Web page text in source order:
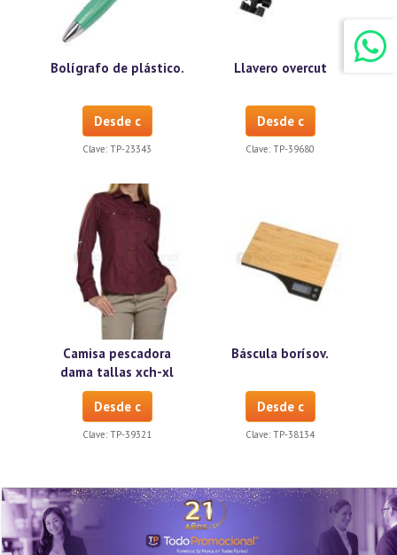
Bolígrafo de plástico.
Desde c
Clave: TP-23343
Llavero overcut
Desde c
Clave: TP-39680
Camisa pescadora
dama tallas xch-xl
Desde c
Clave: TP-39321
Báscula borísov.
Desde c
Clave: TP-38134